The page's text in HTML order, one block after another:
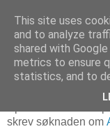
11. april 2019
Speaker Park
skrev søknaden om
This site uses
and to analyze
shared with
metrics to ensure
statistics, and to